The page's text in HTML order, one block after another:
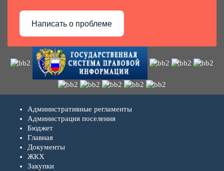
Написать о проблеме
Административные регламенты
Администрация поселения
Бюджет
Главная
Документы
ЖКХ
Закупки